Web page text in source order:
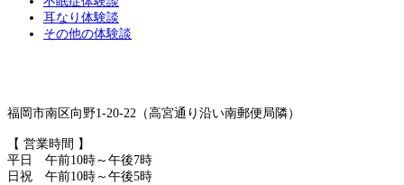
耳なり体験談
その他の体験談
福岡市南区向野1-20-22（高宮通り沿い南郵便局隣）
【 営業時間 】
平日 午前10時～午後7時
日祝 午前10時～午後5時